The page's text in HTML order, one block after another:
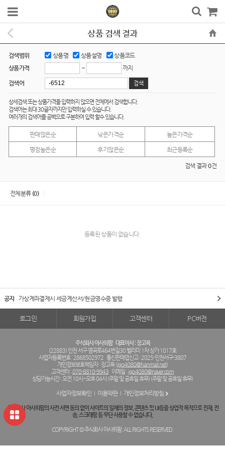
상품 검색 결과
검색범위 상품명 상품설명
상품코드
상품가격
~ 까지
검색어
상세검색 또는 상품가격을 입력하지 않으면 전체에서 검색합니다.
검색어는 최대 30글자까지만 입력하실 수 있습니다.
여러개의 검색어를 공백으로 구분하여 입력 할수 있습니다.
판매많은순 낮은가격순 높은가격순
평점높은순 후기많은순 최근등록순
검색 결과0건
전체분류 (0)
등록된 상품이 없습니다.
공지 가상계좌결제시 세금계산서/현금영수증 발행
로그인 회원가입 고객센터 PC버전
주식회사 아사히팜 대표이사 : 장고옥
(22883) 인천 서구 염곡로464번길30 벨라미 1차 상가 1017호
사업자등록번호 : 2868502972 통신판매업신고 : 2025-인천서구-3807
개인정보보호책임자 : 장고옥 (jgo4080@hanmail.net)
고객센터 :070-8810-9943 이메일 : jgo4080@naver.com
상담가능시간 : 오전 10시~오후 04시 (주말 및 공휴일 휴무) (주말 및 공휴일 휴무)
사업자정보확인 이용약관 개인정보처리방침
주식회사 아사히팜의 사전 서면 동의 없이 사이트의 일체의 정보, 콘텐츠 및 UI등을 상업적 목적으로 전재, 전
송, 스크래핑 등 무단 사용할 수 없습니다.
COPYRIGHT © 주식회사 아사히팜. ALL RIGHTS RESERVED.